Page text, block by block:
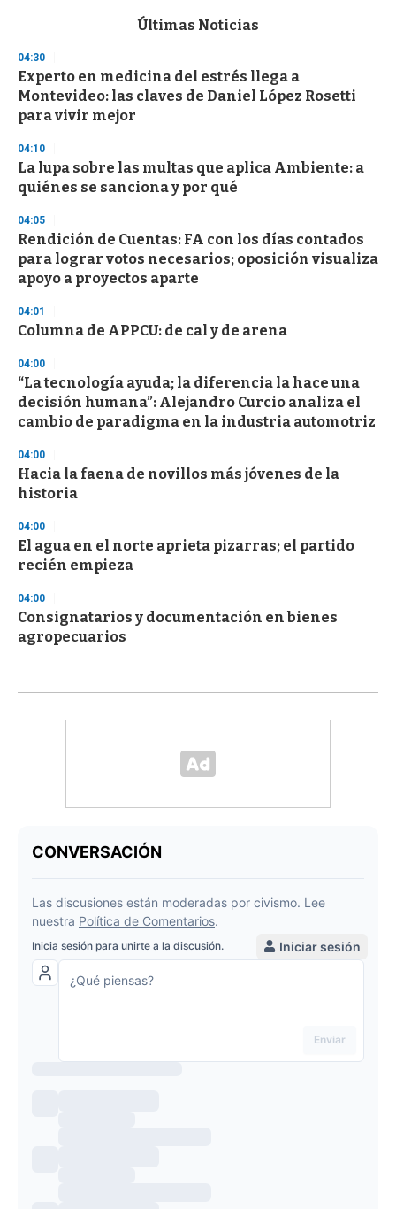
d
s
o
f
3
s
e
c
o
d
s
Últimas Noticias
04:30
Experto en medicina del estrés llega a
Montevideo: las claves de Daniel López Rosetti
para vivir mejor
04:10
La lupa sobre las multas que aplica Ambiente: a
quiénes se sanciona y por qué
04:05
Rendición de Cuentas: FA con los días contados
para lograr votos necesarios; oposición visualiza
apoyo a proyectos aparte
04:01
Columna de APPCU: de cal y de arena
04:00
“La tecnología ayuda; la diferencia la hace una
decisión humana”: Alejandro Curcio analiza el
cambio de paradigma en la industria automotriz
04:00
Hacia la faena de novillos más jóvenes de la
historia
04:00
El agua en el norte aprieta pizarras; el partido
recién empieza
04:00
Consignatarios y documentación en bienes
agropecuarios